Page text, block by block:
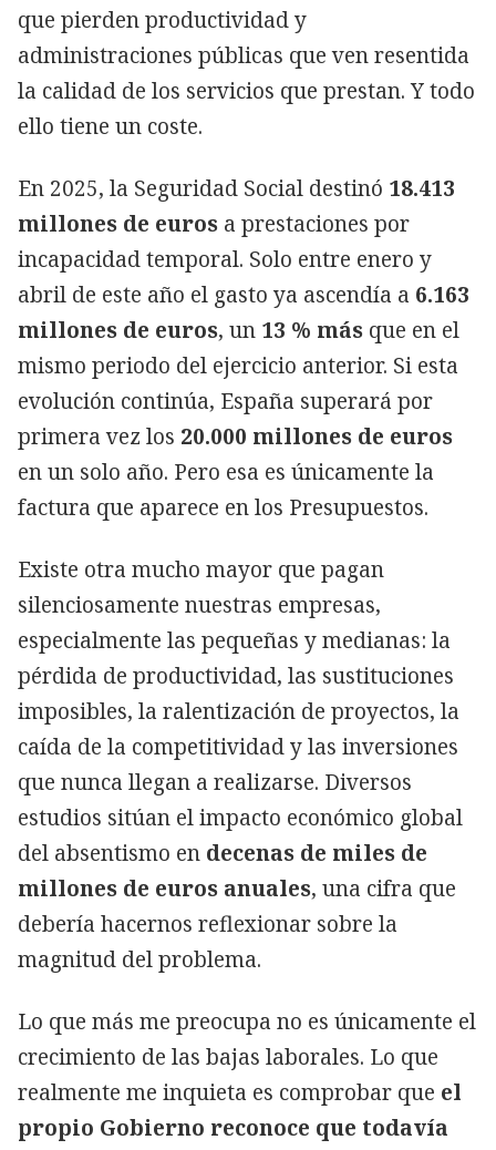
que pierden productividad y
administraciones públicas que ven resentida
la calidad de los servicios que prestan. Y todo
ello tiene un coste.
En 2025, la Seguridad Social destinó 18.413
millones de euros a prestaciones por
incapacidad temporal. Solo entre enero y
abril de este año el gasto ya ascendía a 6.163
millones de euros, un 13 % más que en el
mismo periodo del ejercicio anterior. Si esta
evolución continúa, España superará por
primera vez los 20.000 millones de euros
en un solo año. Pero esa es únicamente la
factura que aparece en los Presupuestos.
Existe otra mucho mayor que pagan
silenciosamente nuestras empresas,
especialmente las pequeñas y medianas: la
pérdida de productividad, las sustituciones
imposibles, la ralentización de proyectos, la
caída de la competitividad y las inversiones
que nunca llegan a realizarse. Diversos
estudios sitúan el impacto económico global
del absentismo en decenas de miles de
millones de euros anuales, una cifra que
debería hacernos reflexionar sobre la
magnitud del problema.
Lo que más me preocupa no es únicamente el
crecimiento de las bajas laborales. Lo que
realmente me inquieta es comprobar que el
propio Gobierno reconoce que todavía